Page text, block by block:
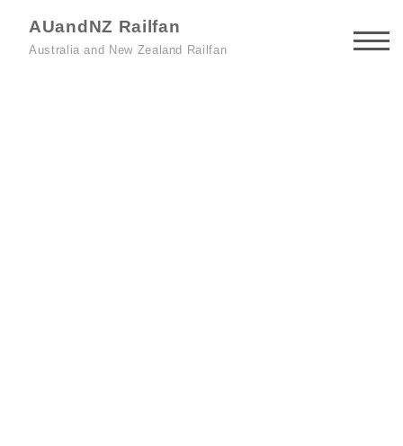
AUandNZ Railfan
Australia and New Zealand Railfan